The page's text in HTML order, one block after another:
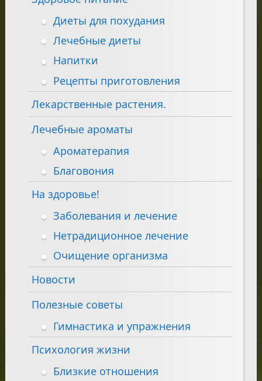
Диеты для похудания
Лечебные диеты
Напитки
Рецепты приготовления
Лекарственные растения.
Лечебные ароматы
Ароматерапия
Благовония
На здоровье!
Заболевания и лечение
Нетрадиционное лечение
Очищение организма
Новости
Полезные советы
Гимнастика и упражнения
Психология жизни
Близкие отношения